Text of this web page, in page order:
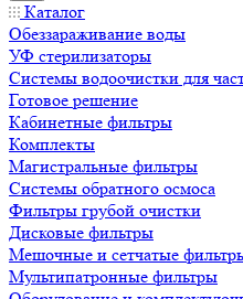
Каталог
Обеззараживание воды
УФ стерилизаторы
Системы водоочистки для
Готовое решение
Кабинетные фильтры
Комплекты
Магистральные фильтры
Системы обратного осмоса
Фильтры грубой очистки
Дисковые фильтры
Мешочные и сетчатые
Мультипатронные фильтры